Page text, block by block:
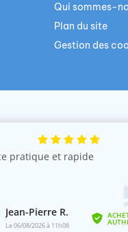
Qui sommes-
Plan du site
Gestion des